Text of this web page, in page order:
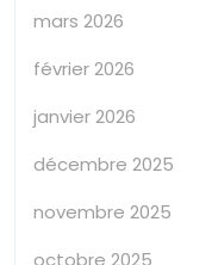
mars 2026
février 2026
janvier 2026
décembre 2025
novembre 2025